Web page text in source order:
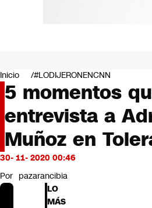
Negocios
Deportes
Programas completos
Cultura
Servicios
Bits
CNN tiempo
Futuro 360
Opinión
Inicio #LODIJERONENCNN
5 momentos
entrevista a
Muñoz en
30- 11- 2020 00:46
Por pazarancibia
LO
MÁS